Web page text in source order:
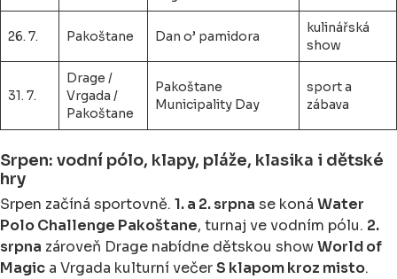
26. 7. Pakoštane Dan o’ pamidora
kulinářská
show
31. 7.
Drage /
Vrgada /
Pakoštane
Pakoštane
Municipality Day
sport a
zábava
Srpen: vodní pólo, klapy, pláže, klasika i dětské
hry
Srpen začíná sportovně. 1. a 2. srpna se koná Water
Polo Challenge Pakoštane, turnaj ve vodním pólu. 2.
srpna zároveň Drage nabídne dětskou showWorld of
Magic a Vrgada kulturní večerS klapom kroz misto.